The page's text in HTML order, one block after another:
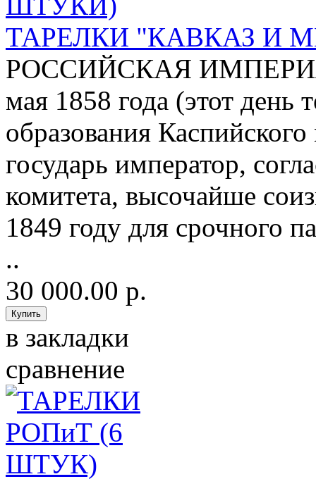
ТАРЕЛКИ "КАВКАЗ И
РОССИЙСКАЯ
мая 1858 года (этот день
образования
государь император,
комитета, высочайше
1849 году для срочного
..
30 000.00 р.
в закладки
сравнение